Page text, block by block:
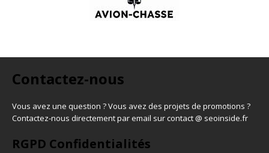
Contactez-nous
Vous avez une question ? Vous avez des projets de promotions ?
Contactez-nous directement par email sur contact @ seoinside.fr
RGPD Confidentialités